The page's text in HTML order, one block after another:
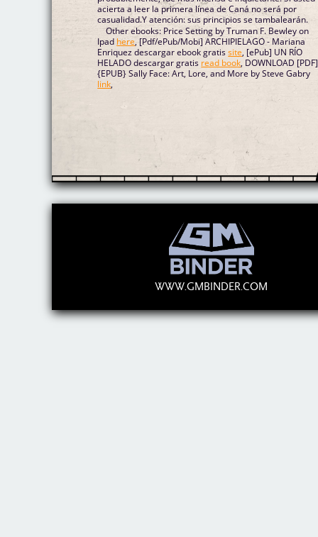
acierta a leer la primera línea de Caná no será por
casualidad.Y atención: sus principios se tambalearán.
Other ebooks: Price Setting by Truman F. Bewley on
Ipad here, [Pdf/ePub/Mobi] ARCHIPIELAGO - Mariana
Enriquez descargar ebook gratissite, [ePub] UN RÍO
HELADO descargar gratis read book, DOWNLOAD [PDF]
{EPUB} Sally Face: Art, Lore, and More by Steve Gabry
link,
WWW.GMBINDER.COM